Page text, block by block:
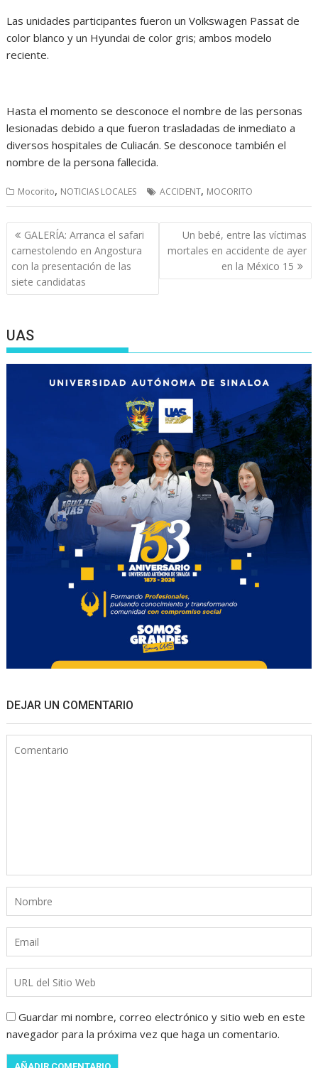
Las unidades participantes fueron un Volkswagen Passat de
color blanco y un Hyundai de color gris; ambos modelo
reciente.
Hasta el momento se desconoce el nombre de las personas
lesionadas debido a que fueron trasladadas de inmediato a
diversos hospitales de Culiacán. Se desconoce también el
nombre de la persona fallecida.
Mocorito, NOTICIAS LOCALES ACCIDENT, MOCORITO
Navegación
de
entradas
GALERÍA: Arranca el safari
carnestolendo en Angostura
con la presentación de las
siete candidatas
Un bebé, entre las víctimas
mortales en accidente de ayer
en la México 15
UAS
DEJAR UN COMENTARIO
Guardar mi nombre, correo electrónico y sitio web en este
navegador para la próxima vez que haga un comentario.